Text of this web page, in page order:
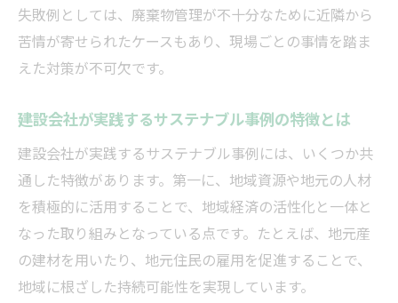
失敗例としては、廃棄物管理が不十分なために近隣から
苦情が寄せられたケースもあり、現場ごとの事情を踏ま
えた対策が不可欠です。
建設会社が実践するサステナブル事例の特徴とは
建設会社が実践するサステナブル事例には、いくつか共
通した特徴があります。第一に、地域資源や地元の人材
を積極的に活用することで、地域経済の活性化と一体と
なった取り組みとなっている点です。たとえば、地元産
の建材を用いたり、地元住民の雇用を促進することで、
地域に根ざした持続可能性を実現しています。